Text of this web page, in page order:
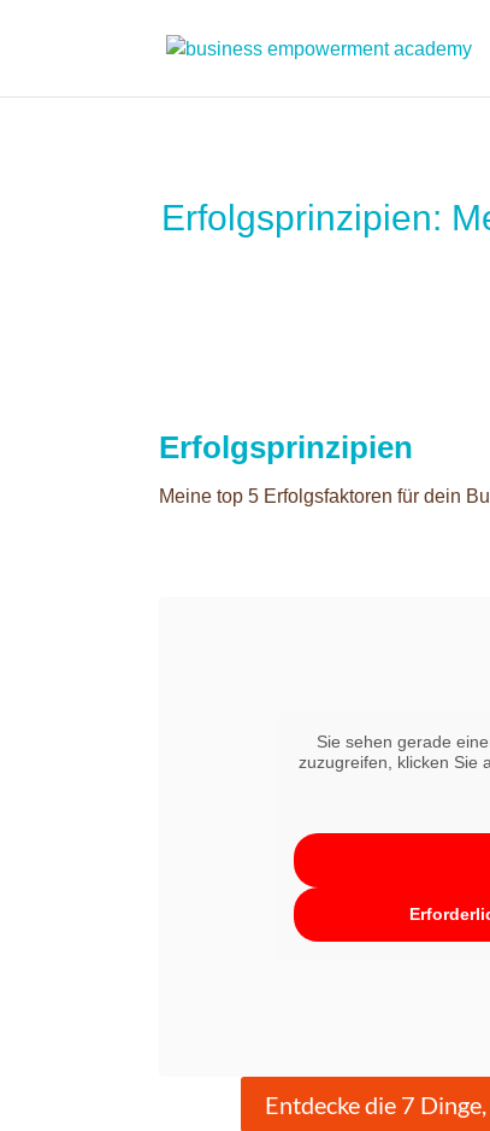
Erfolgsprinzipien:
Erfolgsprinzipien
Meine top 5 Erfolgsfaktoren für dein
Sie sehen gerade
zuzugreifen, klicken Sie
Entdecke die 7